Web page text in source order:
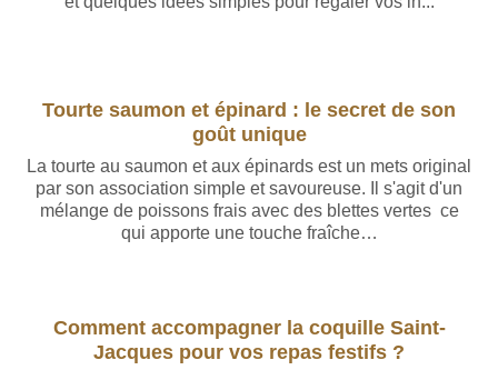
Tourte saumon et épinard : le secret de son
goût unique
La tourte au saumon et aux épinards est un mets original
par son association simple et savoureuse. Il s'agit d'un
mélange de poissons frais avec des blettes vertes ce
qui apporte une touche fraîche…
Comment accompagner la coquille Saint-
Jacques pour vos repas festifs ?